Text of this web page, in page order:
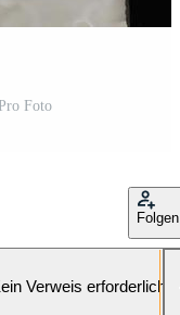
Foto
Folgen
Verweis erforderlich